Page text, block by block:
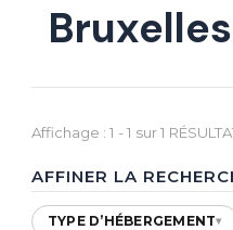
Bruxelles
Affichage : 1 - 1 sur 1
AFFINER LA
TYPE D’HÉBERGEMENT▾